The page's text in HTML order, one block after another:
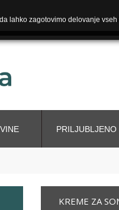
PRILJUBLJENO
KREME ZA
lahko zagotovimo delovanje